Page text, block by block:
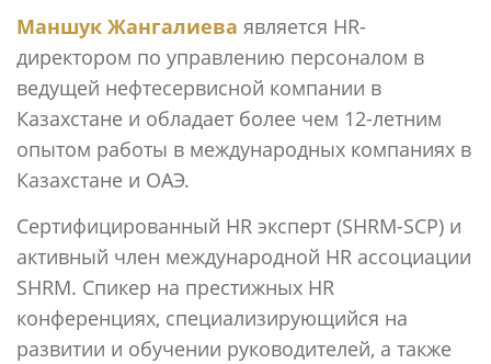
Маншук Жангалиева является HR-
директором по управлению персоналом в
ведущей нефтесервисной компании в
Казахстане и обладает более чем 12-летним
опытом работы в международных компаниях в
Казахстане и ОАЭ.
Сертифицированный HR эксперт (SHRM-SCP) и
активный член международной HR ассоциации
SHRM. Спикер на престижных HR
конференциях, специализирующийся на
развитии и обучении руководителей, а также